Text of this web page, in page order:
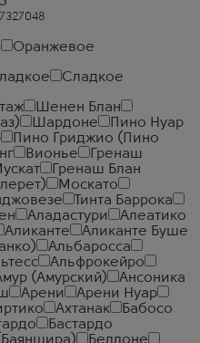
Оранжевое
Сладкое
Шенен Блан
Шардоне
Пино Нуар
Пино Гриджио (Пино
Вионье
Гренаш
Гренаш Блан
Москато
Тинта Баррока
Аладастури
Алеатико
Аликанте
Аликанте Буше
Альбаросса
Альфрокейро
(Амурский)
Ансоника
Арени
Арени Нуар
Ахтанак
Бабосо
Бастардо